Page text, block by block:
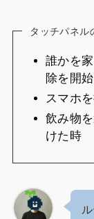
タッチパネル
誰かを
除を開
スマホ
飲み物
けた時